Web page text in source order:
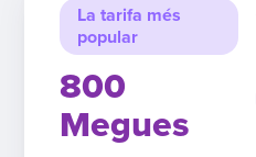
La tarifa més
popular
800
Megues